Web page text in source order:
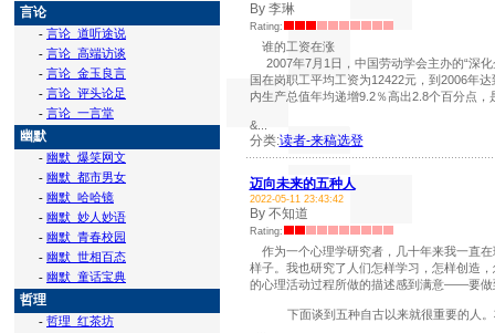
言论
- 言论_道听途说
- 言论_高端访谈
- 言论_金玉良言
- 言论_评头论足
- 言论_一言堂
幽默
- 幽默_爆笑网文
- 幽默_都市男女
- 幽默_哈哈镜
- 幽默_妙人妙语
- 幽默_青春校园
- 幽默_世相百态
- 幽默_童话宝典
哲理
- 哲理_红茶坊
By 李琳
Rating:
谁的工资在涨
2007年7月1日，中国劳动学会主办的“深化
国在岗职工平均工资为12422元，到2006年
内生产总值年均递增9.2％高出2.8个百分点
&...
分类:读者-来稿选登
迈向未来的五种人
2022-05-11 23:43:42
By 不知道
Rating:
作为一个心理学研究者，几十年来我一直
样子。我也研究了人们怎样学习，怎样创造
的心理活动过程所做的描述感到满意——要做
下面谈到五种自古以来就很重要的人。